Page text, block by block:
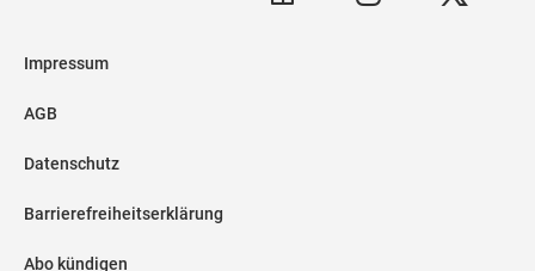
Impressum
AGB
Datenschutz
Barrierefreiheitserklärung
Abo kündigen